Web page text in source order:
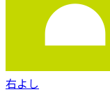
右よし